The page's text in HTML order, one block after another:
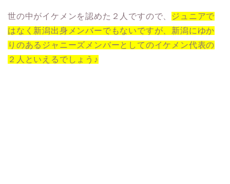
世の中がイケメンを認めた２人ですので、
ジュニアで
はなく新潟出身メンバーでもないですが、新潟にゆか
りのあるジャニーズメンバーとしてのイケメン代表の
２人といえるでしょう♪